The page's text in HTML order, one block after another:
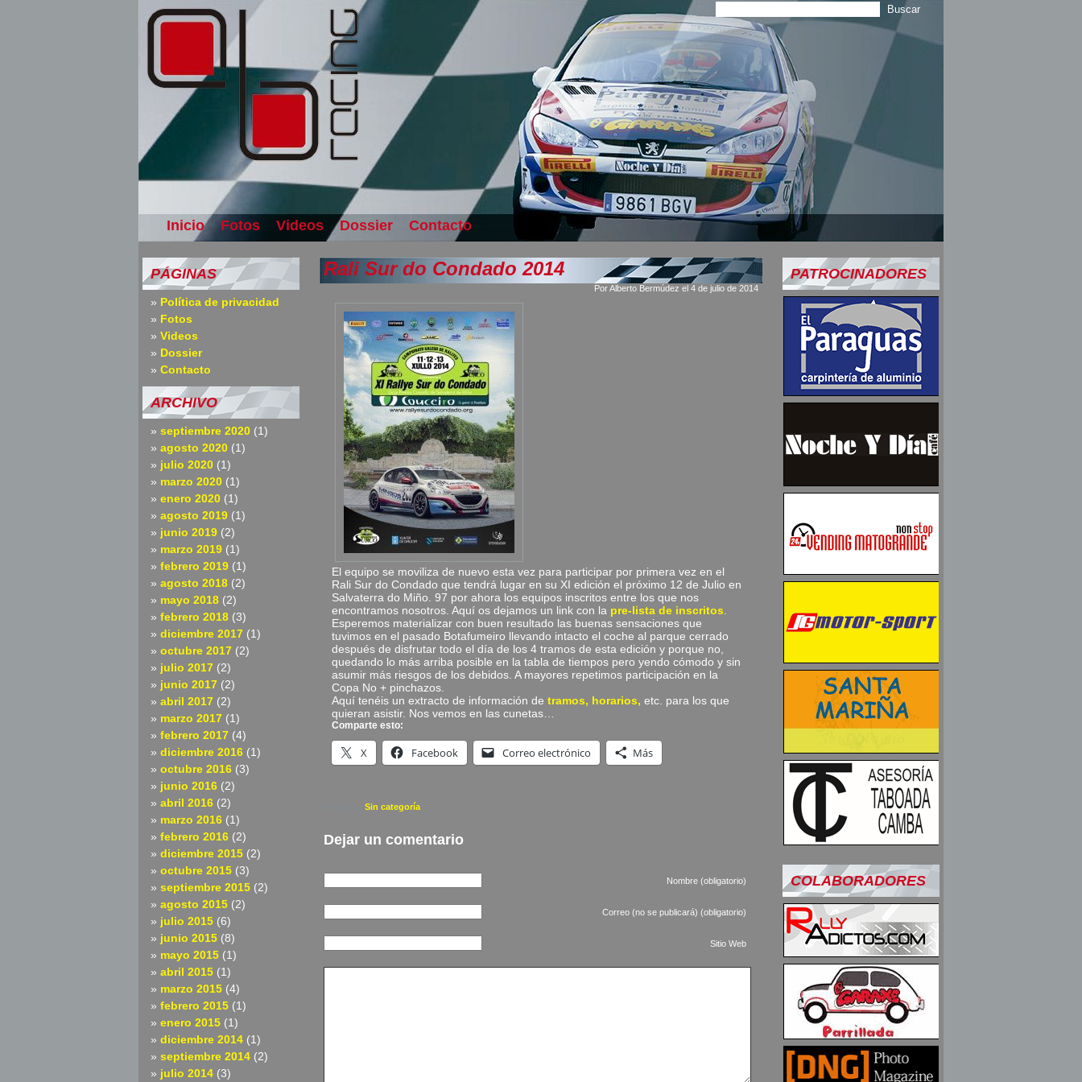
Inicio Fotos Videos Dossier Contacto
PÁGINAS
Política de privacidad
Fotos
Videos
Dossier
Contacto
ARCHIVO
septiembre 2020 (1)
agosto 2020 (1)
julio 2020 (1)
marzo 2020 (1)
enero 2020 (1)
agosto 2019 (1)
junio 2019 (2)
marzo 2019 (1)
febrero 2019 (1)
agosto 2018 (2)
mayo 2018 (2)
febrero 2018 (3)
diciembre 2017 (1)
octubre 2017 (2)
julio 2017 (2)
junio 2017 (2)
abril 2017 (2)
marzo 2017 (1)
febrero 2017 (4)
diciembre 2016 (1)
octubre 2016 (3)
junio 2016 (2)
abril 2016 (2)
marzo 2016 (1)
febrero 2016 (2)
diciembre 2015 (2)
octubre 2015 (3)
septiembre 2015 (2)
agosto 2015 (2)
julio 2015 (6)
junio 2015 (8)
mayo 2015 (1)
abril 2015 (1)
marzo 2015 (4)
febrero 2015 (1)
enero 2015 (1)
diciembre 2014 (1)
septiembre 2014 (2)
julio 2014 (3)
Rali Sur do Condado 2014
Por Alberto Bermúdez el 4 de julio de 2014
El equipo se moviliza de nuevo esta vez para participar por primera vez en el
Rali Sur do Condado que tendrá lugar en su XI edición el próximo 12 de Julio en
Salvaterra do Miño. 97 por ahora los equipos inscritos entre los que nos
encontramos nosotros. Aquí os dejamos un link con la pre-lista de inscritos
Esperemos materializar con buen resultado las buenas sensaciones que
tuvimos en el pasado Botafumeiro llevando intacto el coche al parque cerrado
después de disfrutar todo el día de los 4 tramos de esta edición y porque no,
quedando lo más arriba posible en la tabla de tiempos pero yendo cómodo y sin
asumir más riesgos de los debidos. A mayores repetimos participación en la
Copa No + pinchazos.
Aquí tenéis un extracto de información de tramos, horarios, etc. para los que
quieran asistir. Nos vemos en las cunetas…
Comparte esto:
X Facebook Correo electrónico Más
Sin categoría
Dejar un comentario
Nombre (obligatorio)
Correo (no se publicará) (obligatorio)
Sitio Web
PATROCINADORES
COLABORADORES